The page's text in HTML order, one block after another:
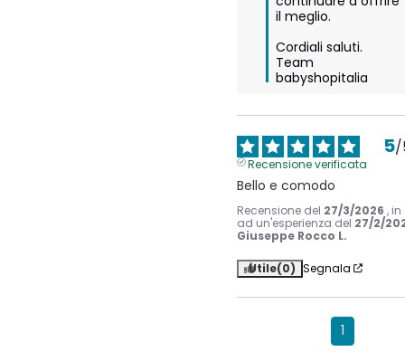
il meglio.
Cordiali saluti.
Team
babyshopitalia
5/
Recensione verificata
Bello e comodo
Recensione del 27/3/2026 ,
ad un'esperienza del 27/2/
Giuseppe Rocco L.
Utile(0) Segnala
1